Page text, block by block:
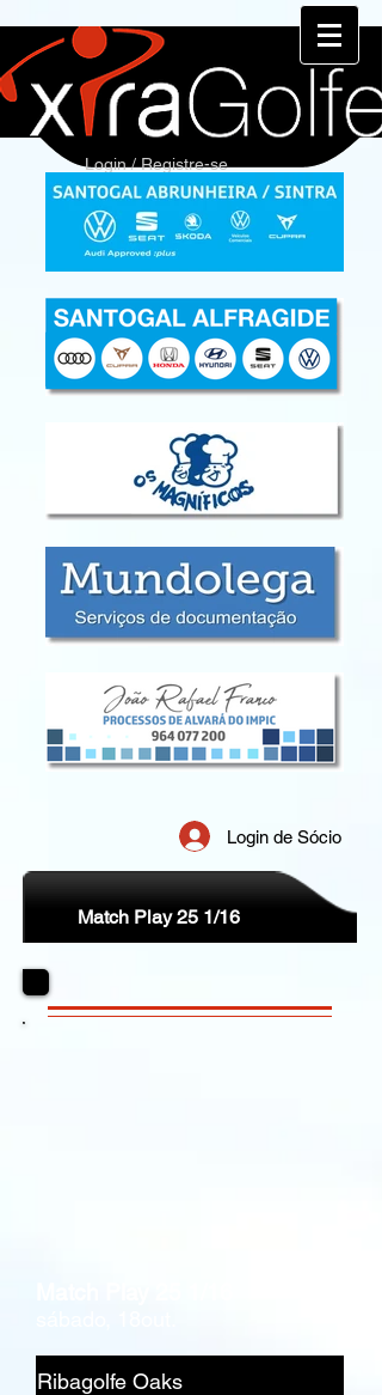
Login / Registre-se
Login de Sócio
Match Play 25 1/16
Ribagolfe Oaks